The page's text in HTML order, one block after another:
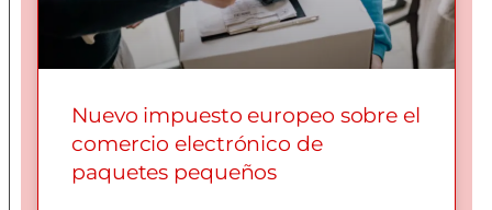
Nuevo impuesto europeo sobre el
comercio electrónico de
paquetes pequeños